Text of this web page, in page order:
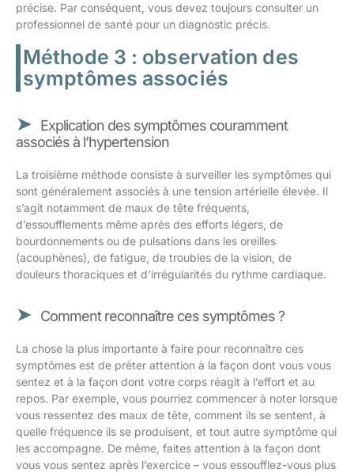
précise. Par conséquent, vous devez toujours consulter un
professionnel de santé pour un diagnostic précis.
Méthode 3 : observation des
symptômes associés
Explication des symptômes couramment
associés à l’hypertension
La troisième méthode consiste à surveiller les symptômes qui
sont généralement associés à une tension artérielle élevée. Il
s’agit notamment de maux de tête fréquents,
d’essoufflements même après des efforts légers, de
bourdonnements ou de pulsations dans les oreilles
(acouphènes), de fatigue, de troubles de la vision, de
douleurs thoraciques et d’irrégularités du rythme cardiaque.
Comment reconnaître ces symptômes ?
La chose la plus importante à faire pour reconnaître ces
symptômes est de prêter attention à la façon dont vous vous
sentez et à la façon dont votre corps réagit à l’effort et au
repos. Par exemple, vous pourriez commencer à noter lorsque
vous ressentez des maux de tête, comment ils se sentent, à
quelle fréquence ils se produisent, et tout autre symptôme qui
les accompagne. De même, faites attention à la façon dont
vous vous sentez après l’exercice – vous essoufflez-vous plus